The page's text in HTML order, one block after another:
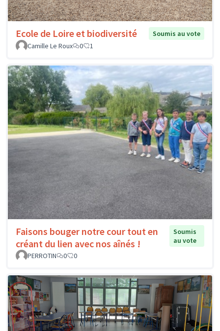
Ecole de Loire et biodiversité
Soumis au vote
Camille Le Roux
0 1
Faisons bouger notre cour tout en
créant du lien avec nos aînés !
Soumis
au vote
PERROTIN
0 0